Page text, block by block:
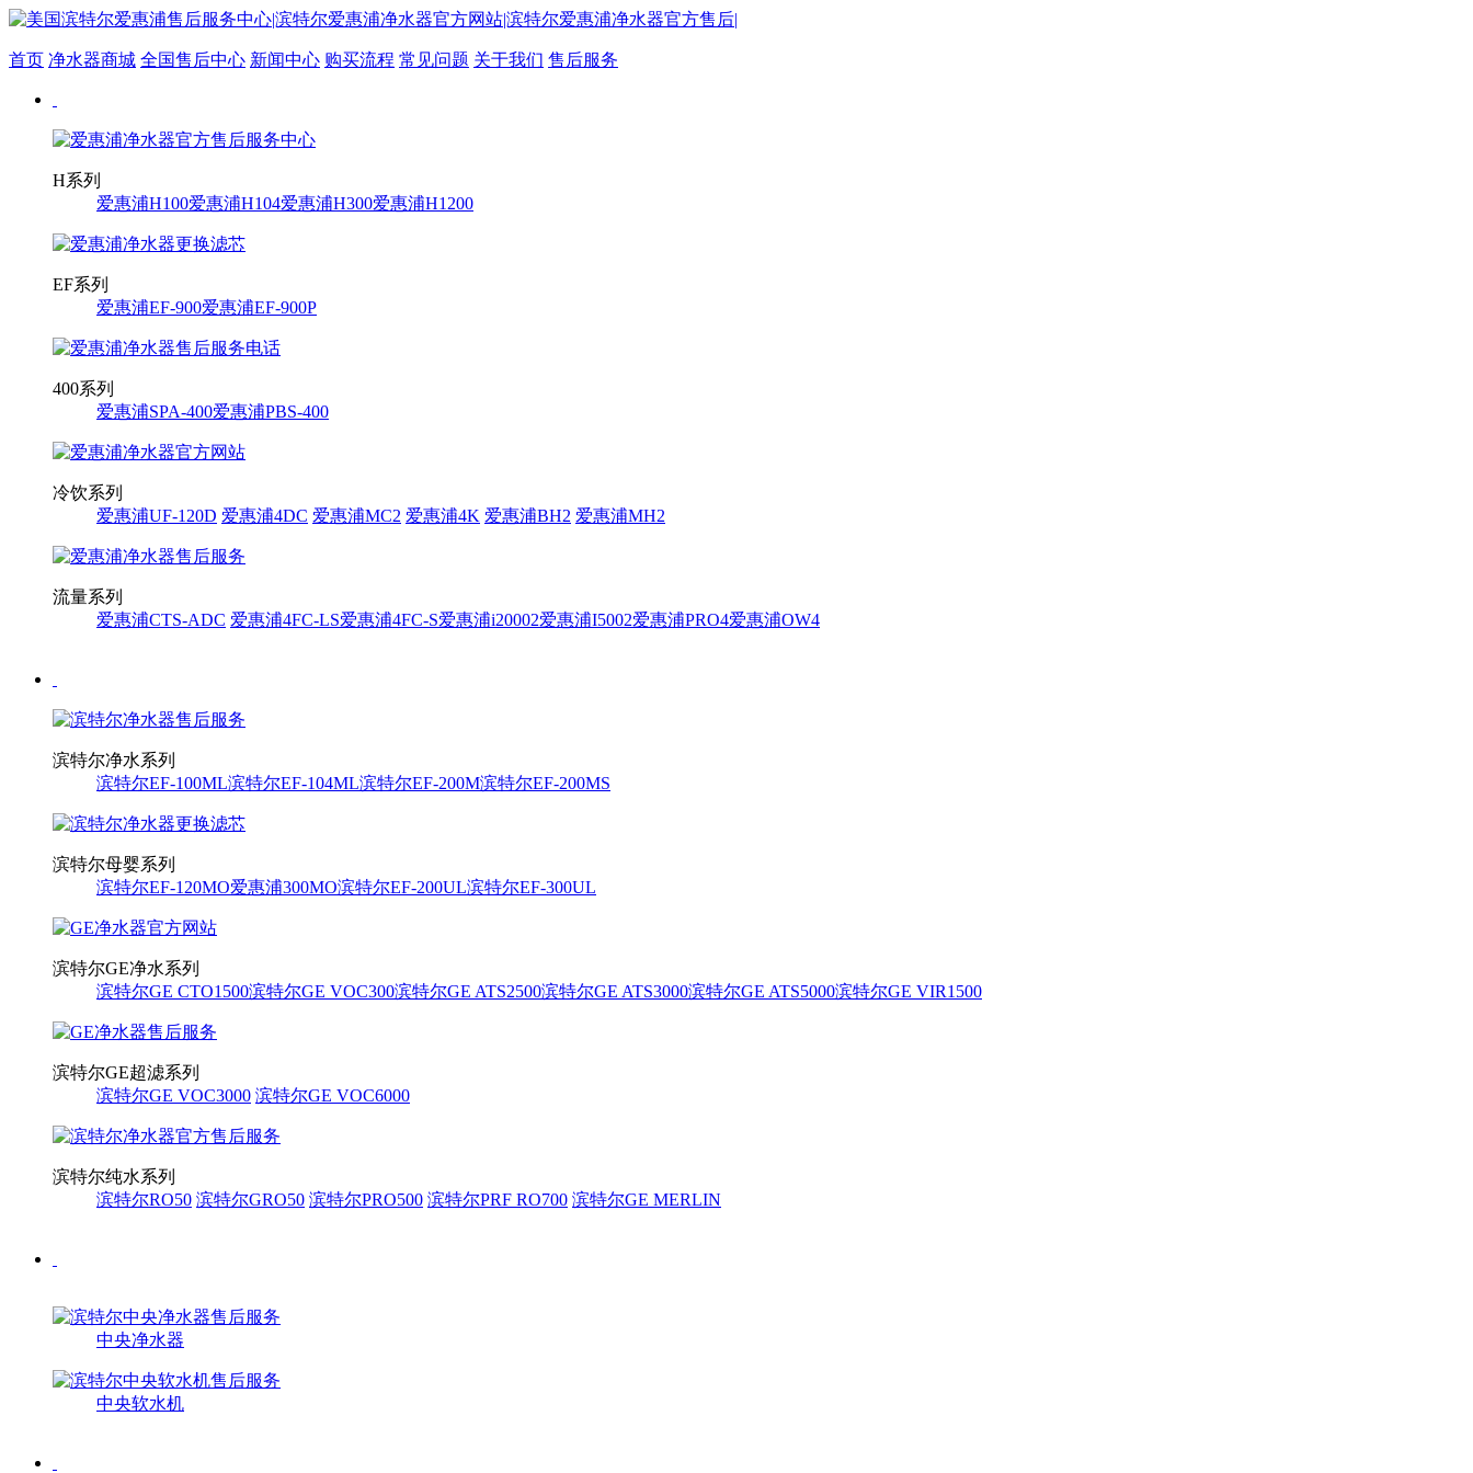
首页 净水器商城 全国售后中心 新闻中心 购买流程 常见问题 关于我们 售后服务
H系列
爱惠浦H100爱惠浦H104爱惠浦H300爱惠浦H1200
EF系列
爱惠浦EF-900爱惠浦EF-900P
400系列
爱惠浦SPA-400爱惠浦PBS-400
冷饮系列
爱惠浦UF-120D 爱惠浦4DC 爱惠浦MC2 爱惠浦4K 爱惠浦BH2 爱惠浦MH2
流量系列
爱惠浦CTS-ADC 爱惠浦4FC-LS爱惠浦4FC-S爱惠浦i20002爱惠浦I5002爱惠浦PRO4爱惠浦OW4
滨特尔净水系列
滨特尔EF-100ML滨特尔EF-104ML滨特尔EF-200M滨特尔EF-200MS
滨特尔母婴系列
滨特尔EF-120MO爱惠浦300MO滨特尔EF-200UL滨特尔EF-300UL
滨特尔GE净水系列
滨特尔GE CTO1500滨特尔GE VOC300滨特尔GE ATS2500滨特尔GE ATS3000滨特尔GE ATS5000滨特尔GE VIR1500
滨特尔GE超滤系列
滨特尔GE VOC3000 滨特尔GE VOC6000
滨特尔纯水系列
滨特尔RO50 滨特尔GRO50 滨特尔PRO500 滨特尔PRF RO700 滨特尔GE MERLIN
中央净水器
中央软水机